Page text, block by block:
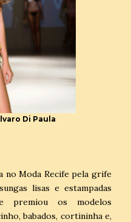
Di Paula
no Moda Recife pela grife
lisas e estampadas
premiou os modelos
babados, cortininha e,